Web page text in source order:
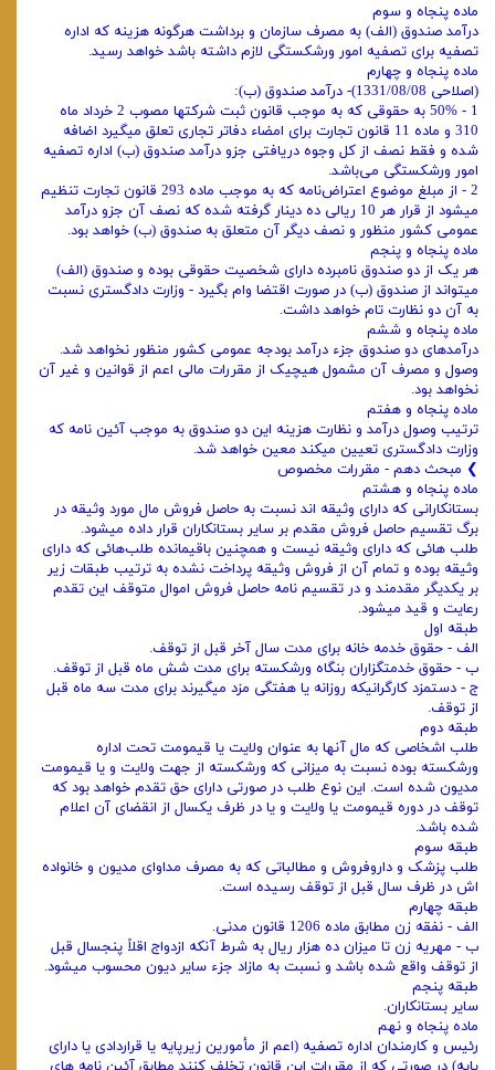
ماده پنجاه و سوم
درآمد صندوق (الف) به مصرف سازمان و برداشت هرگونه هزینه که اداره
تصفیه برای تصفیه امور ورشکستگی لازم داشته باشد خواهد ‌رسید.
ماده پنجاه و چهارم
(اصلاحی 1331/08/08)- درآمد صندوق (ب):
1 - 50% به حقوقی که به موجب قانون ثبت شرکتها مصوب 2 خرداد ماه
310 و ماده 11 قانون تجارت برای امضاء دفاتر تجاری تعلق میگیرد اضافه
شده و فقط نصف از کل وجوه دریافتی جزو درآمد صندوق (ب) اداره تصفیه
امور ورشکستگی می‌باشد.
2 - از مبلغ موضوع اعتراض‌نامه که به موجب ماده 293 قانون تجارت تنظیم
میشود از قرار هر 10 ریالی ده دینار گرفته شده که نصف آن جزو ‌درآمد
عمومی کشور منظور و نصف دیگر آن متعلق به صندوق (ب) خواهد بود.
ماده پنجاه و پنجم
هر یک از دو صندوق نامبرده دارای شخصیت حقوقی بوده و صندوق (الف)
میتواند از صندوق (ب) در صورت اقتضا وام بگیرد - وزارت دادگستری نسبت
به آن دو نظارت تام خواهد داشت.
ماده پنجاه و ششم
درآمدهای دو صندوق جزء درآمد بودجه عمومی کشور منظور نخواهد شد.
وصول و مصرف آن مشمول هیچیک از مقررات مالی اعم از قوانین و غیر آن
نخواهد بود.
ماده پنجاه و هفتم
ترتیب وصول درآمد و نظارت هزینه این دو صندوق به موجب آئین ‌نامه که
وزارت دادگستری تعیین میکند معین خواهد شد.
❯ مبحث دهم - مقررات مخصوص
ماده پنجاه و هشتم
بستانکارانی که دارای وثیقه ‌اند نسبت به حاصل فروش مال مورد وثیقه در
برگ تقسیم حاصل فروش مقدم بر سایر بستانکاران قرار داده‌ میشود.
طلب‌ هائی که دارای وثیقه نیست و همچنین باقیمانده طلب‌هائی که دارای
وثیقه بوده و تمام آن از فروش وثیقه پرداخت نشده به ترتیب طبقات زیر
بر ‌یکدیگر مقدمند و در تقسیم‌ نامه حاصل فروش اموال متوقف این تقدم
رعایت و قید میشود.
طبقه اول
الف - حقوق خدمه خانه برای مدت سال آخر قبل از توقف.
ب - حقوق خدمتگزاران بنگاه ورشکسته برای مدت شش ماه قبل از توقف.
ج - دستمزد کارگرانیکه روزانه یا هفتگی مزد میگیرند برای مدت سه ماه قبل
از توقف.
طبقه دوم
طلب اشخاصی که مال آنها به عنوان ولایت یا قیمومت تحت اداره
ورشکسته بوده نسبت به میزانی که ورشکسته از جهت ولایت و یا قیمومت
مدیون شده است. این نوع طلب در صورتی دارای حق تقدم خواهد بود که
توقف در دوره قیمومت یا ولایت و یا در ظرف یکسال از انقضای آن اعلام
شده‌ باشد.
طبقه سوم
طلب پزشک و داروفروش و مطالباتی که به مصرف مداوای مدیون و خانواده
‌اش در ظرف سال قبل از توقف رسیده است.
طبقه چهارم
الف - نفقه زن مطابق ماده 1206 قانون مدنی.
ب - مهریه زن تا میزان ده هزار ریال به شرط آنکه ازدواج اقلاً پنجسال قبل
از توقف واقع شده باشد و نسبت به مازاد جزء سایر دیون محسوب ‌میشود.
طبقه پنجم
‌سایر بستانکاران.
ماده پنجاه و نهم
رئیس و کارمندان اداره تصفیه (اعم از مأمورین زیرپایه یا قراردادی یا دارای